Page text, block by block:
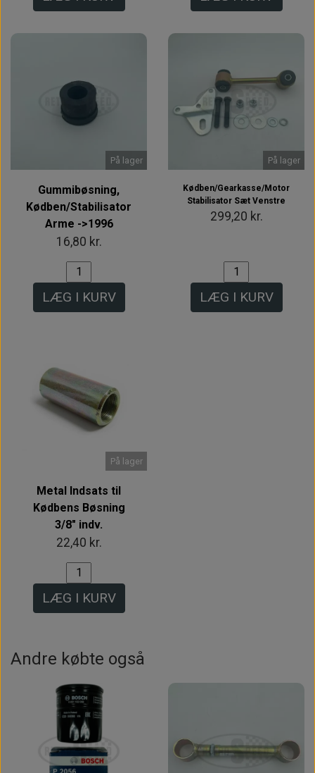
På lager
Gummibøsning,
Kødben/Stabilisator
Arme ->1996
16,80 kr.
LÆG I KURV
På lager
Kødben/Gearkasse/Motor
Stabilisator Sæt Venstre
299,20 kr.
LÆG I KURV
På lager
Metal Indsats til
Kødbens Bøsning
3/8" indv.
22,40 kr.
LÆG I KURV
Andre købte også